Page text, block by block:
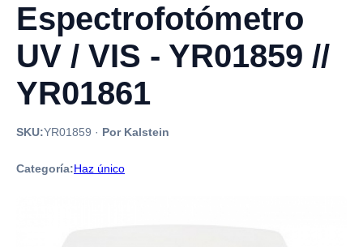
Espectrofotómetro
UV / VIS - YR01859 //
YR01861
SKU:YR01859 · Por Kalstein
Categoría:Haz único